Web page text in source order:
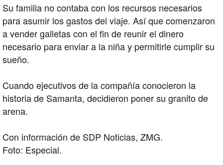
Su familia no contaba con los recursos necesarios
para asumir los gastos del viaje. Así que comenzaron
a vender galletas con el fin de reunir el dinero
necesario para enviar a la niña y permitirle cumplir su
sueño.
Cuando ejecutivos de la compañía conocieron la
historia de Samanta, decidieron poner su granito de
arena.
Con información de SDP Noticias, ZMG.
Foto: Especial.